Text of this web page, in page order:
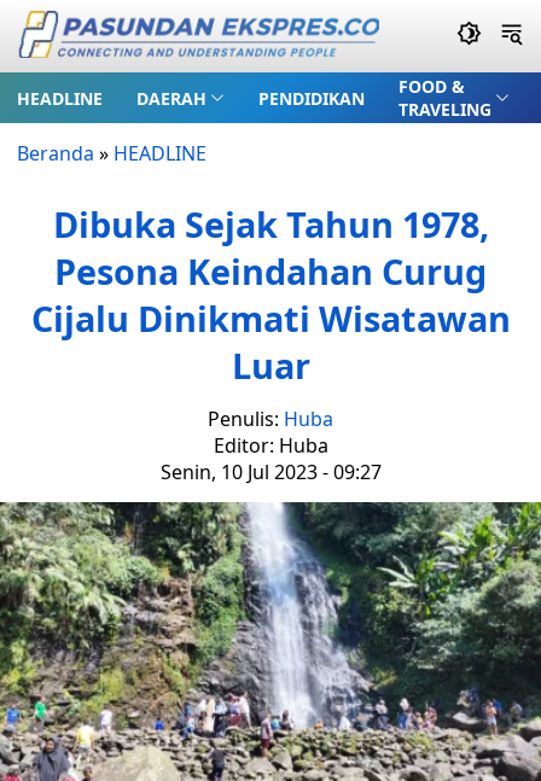
HEADLINE DAERAH PENDIDIKAN
FOOD &
TRAVELING
Beranda » HEADLINE
Dibuka Sejak Tahun 1978,
Pesona Keindahan Curug
Cijalu Dinikmati Wisatawan
Luar
Penulis: Huba
Editor: Huba
Senin, 10 Jul 2023 - 09:27